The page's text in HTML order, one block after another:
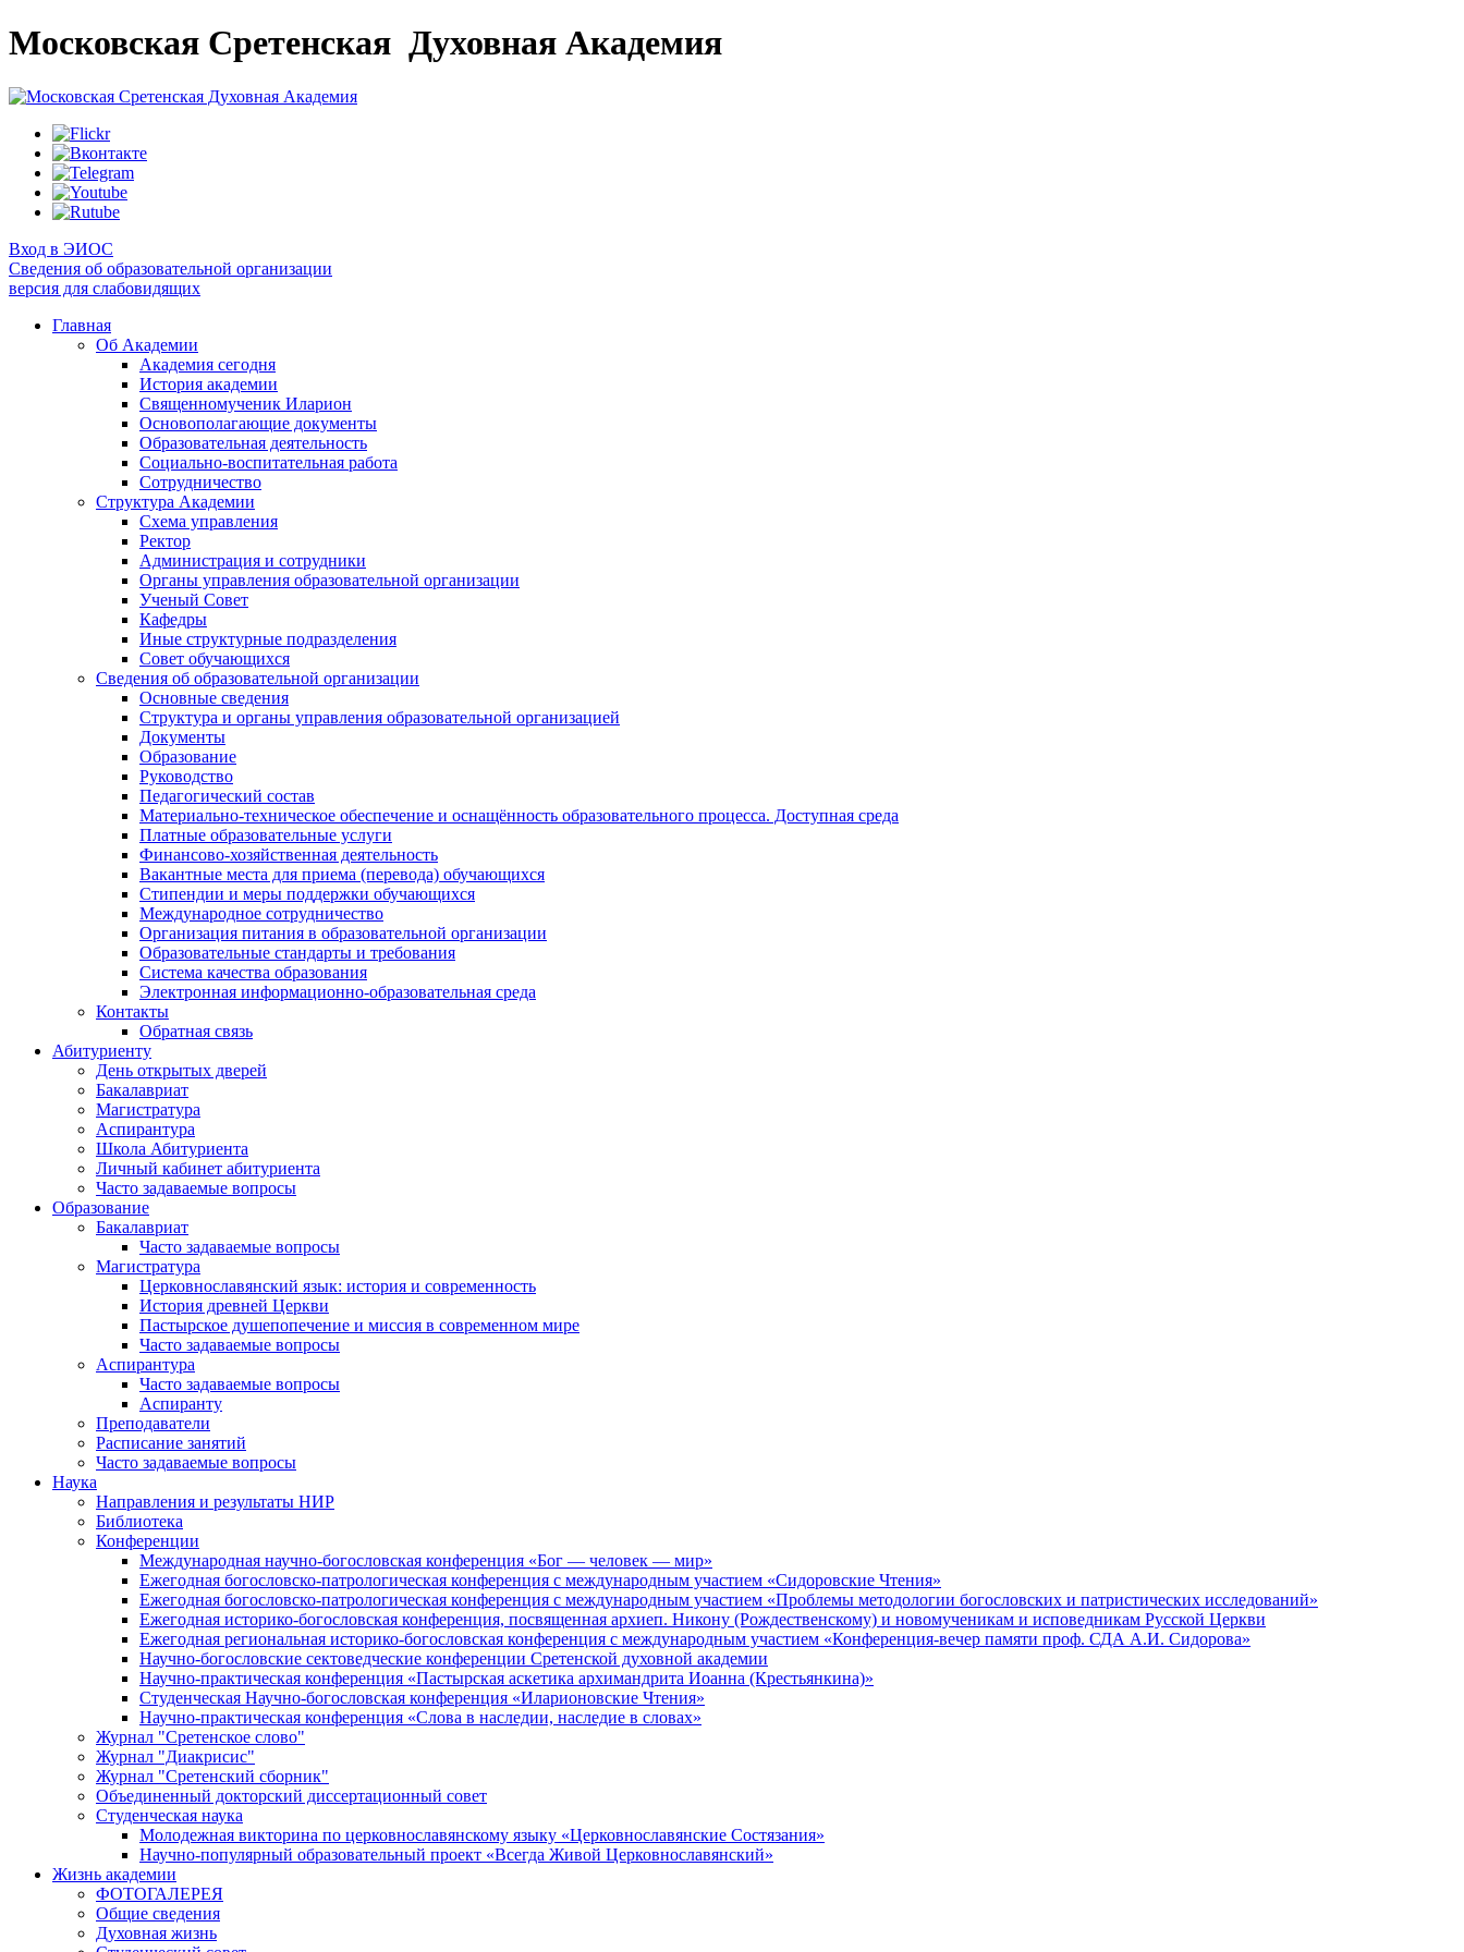
Московская Сретенская Духовная Академия
Вход в ЭИОС
Сведения об образовательной организации
версия для слабовидящих
Главная
Об Академии
Академия сегодня
История академии
Священномученик Иларион
Основополагающие документы
Образовательная деятельность
Социально-воспитательная работа
Сотрудничество
Структура Академии
Схема управления
Ректор
Администрация и сотрудники
Органы управления образовательной организации
Ученый Совет
Кафедры
Иные структурные подразделения
Совет обучающихся
Сведения об образовательной организации
Основные сведения
Структура и органы управления образовательной организацией
Документы
Образование
Руководство
Педагогический состав
Материально-техническое обеспечение и оснащённость образовательного процесса. Доступная среда
Платные образовательные услуги
Финансово-хозяйственная деятельность
Вакантные места для приема (перевода) обучающихся
Стипендии и меры поддержки обучающихся
Международное сотрудничество
Организация питания в образовательной организации
Образовательные стандарты и требования
Система качества образования
Электронная информационно-образовательная среда
Контакты
Обратная связь
Абитуриенту
День открытых дверей
Бакалавриат
Магистратура
Аспирантура
Школа Абитуриента
Личный кабинет абитуриента
Часто задаваемые вопросы
Образование
Бакалавриат
Часто задаваемые вопросы
Магистратура
Церковнославянский язык: история и современность
История древней Церкви
Пастырское душепопечение и миссия в современном мире
Часто задаваемые вопросы
Аспирантура
Часто задаваемые вопросы
Аспиранту
Преподаватели
Расписание занятий
Часто задаваемые вопросы
Наука
Направления и результаты НИР
Библиотека
Конференции
Международная научно-богословская конференция «Бог — человек — мир»
Ежегодная богословско-патрологическая конференция с международным участием «Сидоровские Чтения»
Ежегодная богословско-патрологическая конференция с международным участием «Проблемы методологии богословских и патристических исследований»
Ежегодная историко-богословская конференция, посвященная архиеп. Никону (Рождественскому) и новомученикам и исповедникам Русской Церкви
Ежегодная региональная историко-богословская конференция с международным участием «Конференция-вечер памяти проф. СДА А.И. Сидорова»
Научно-богословские сектоведческие конференции Сретенской духовной академии
Научно-практическая конференция «Пастырская аскетика архимандрита Иоанна (Крестьянкина)»
Студенческая Научно-богословская конференция «Иларионовские Чтения»
Научно-практическая конференция «Cлова в наследии, наследие в словах»
Журнал "Сретенское слово"
Журнал "Диакрисис"
Журнал "Сретенский сборник"
Объединенный докторский диссертационный совет
Студенческая наука
Молодежная викторина по церковнославянскому языку «Церковнославянские Состязания»
Научно-популярный образовательный проект «Всегда Живой Церковнославянский»
Жизнь академии
ФОТОГАЛЕРЕЯ
Общие сведения
Духовная жизнь